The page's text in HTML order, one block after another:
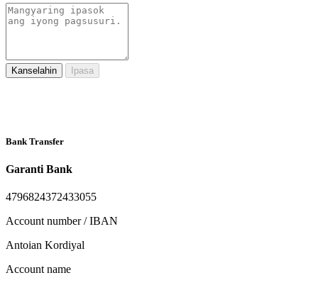
Kanselahin Ipasa
Bank Transfer
Garanti Bank
4796824372433055
Account number / IBAN
Antoian Kordiyal
Account name